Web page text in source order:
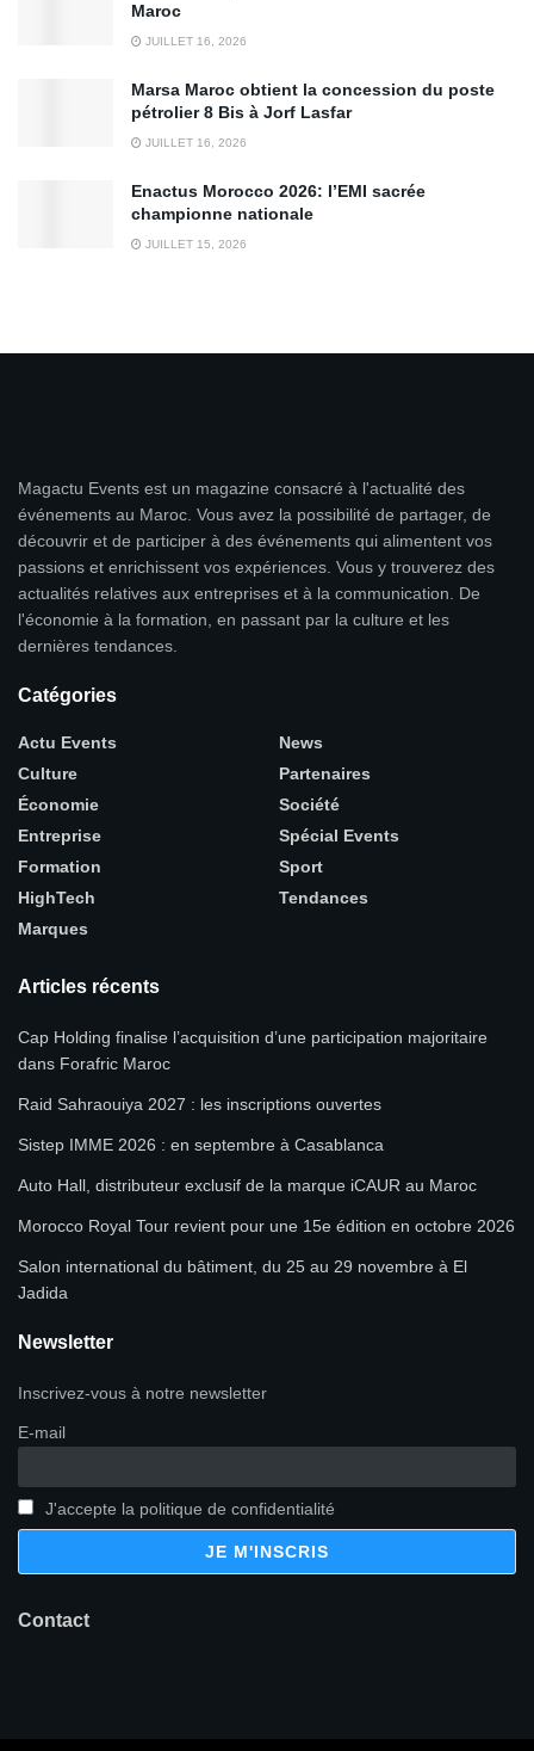
Maroc
JUILLET 16, 2026
Marsa Maroc obtient la concession du poste
pétrolier 8 Bis à Jorf Lasfar
JUILLET 16, 2026
Enactus Morocco 2026: l’EMI sacrée
championne nationale
JUILLET 15, 2026
Magactu Events est un magazine consacré à l'actualité des
événements au Maroc. Vous avez la possibilité de partager, de
découvrir et de participer à des événements qui alimentent vos
passions et enrichissent vos expériences. Vous y trouverez des
actualités relatives aux entreprises et à la communication. De
l'économie à la formation, en passant par la culture et les
dernières tendances.
Catégories
Actu Events
Culture
Économie
Entreprise
Formation
HighTech
Marques
News
Partenaires
Société
Spécial Events
Sport
Tendances
Articles récents
Cap Holding finalise l’acquisition d’une participation majoritaire
dans Forafric Maroc
Raid Sahraouiya 2027 : les inscriptions ouvertes
Sistep IMME 2026 : en septembre à Casablanca
Auto Hall, distributeur exclusif de la marque iCAUR au Maroc
Morocco Royal Tour revient pour une 15e édition en octobre 2026
Salon international du bâtiment, du 25 au 29 novembre à El
Jadida
Newsletter
Inscrivez-vous à notre newsletter
E-mail
J'accepte la politique de confidentialité
Contact